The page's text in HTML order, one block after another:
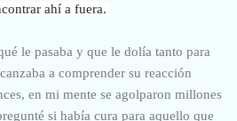
ahí a fuera.
le pasaba y que le dolía tanto para
a comprender su reacción
en mi mente se agolparon millones
si había cura para aquello que